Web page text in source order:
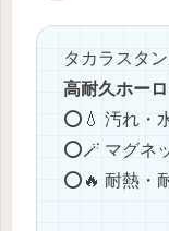
タカラスタ
高耐久ホー
⭕️💧 汚れ・
⭕️🪄 マグネ
⭕️🔥 耐熱・